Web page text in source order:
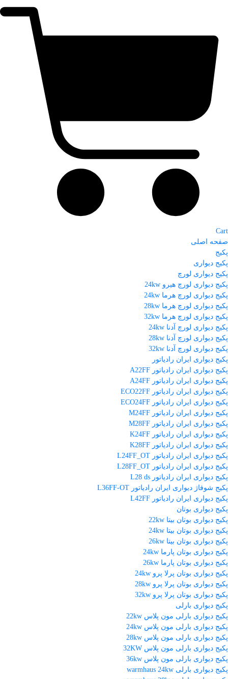
Cart
صفحه اصلی
پکیج
پکیج دیواری
پکیج دیواری لورچ
پکیج دیواری لورچ هیرو 24kw
پکیج دیواری لورچ هرما 24kw
پکیج دیواری لورچ هرما 28kw
پکیج دیواری لورچ هرما 32kw
پکیج دیواری لورچ آدنا 24kw
پکیج دیواری لورچ آدنا 28kw
پکیج دیواری لورچ آدنا 32kw
پکیج دیواری ایران رادیاتور
پکیج دیواری ایران رادیاتور A22FF
پکیج دیواری ایران رادیاتور A24FF
پکیج دیواری ایران رادیاتور ECO22FF
پکیج دیواری ایران رادیاتور ECO24FF
پکیج دیواری ایران رادیاتور M24FF
پکیج دیواری ایران رادیاتور M28FF
پکیج دیواری ایران رادیاتور K24FF
پکیج دیواری ایران رادیاتور K28FF
پکیج دیواری ایران رادیاتور L24FF_OT
پکیج دیواری ایران رادیاتور L28FF_OT
پکیج دیواری ایران رادیاتور L28 ds
پکیج شوفاژ دیواری ایران رادیاتور L36FF-OT
پکیج دیواری ایران رادیاتور L42FF
پکیج دیواری بوتان
پکیج دیواری بوتان بیتا 22kw
پکیج دیواری بوتان بیتا 24kw
پکیج دیواری بوتان بیتا 26kw
پکیج دیواری بوتان پارما 24kw
پکیج دیواری بوتان پارما 26kw
پکیج دیواری بوتان پرلا پرو 24kw
پکیج دیواری بوتان پرلا پرو 28kw
پکیج دیواری بوتان پرلا پرو 32kw
پکیج دیواری بارلی
پکیج دیواری بارلی مون پلاس 22kw
پکیج دیواری بارلی مون پلاس 24kw
پکیج دیواری بارلی مون پلاس 28kw
پکیج دیواری بارلی مون پلاس 32KW
پکیج دیواری بارلی مون پلاس 36kw
پکیج دیواری بارلی warmhaus 24kw